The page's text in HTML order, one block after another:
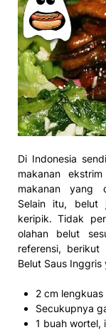
Di Indonesia
makanan
makanan yang
Selain itu, belut
keripik. Tidak
olahan belut
referensi,
Belut Saus
2 cm lengkuas
Secukupnya
1 buah wortel,